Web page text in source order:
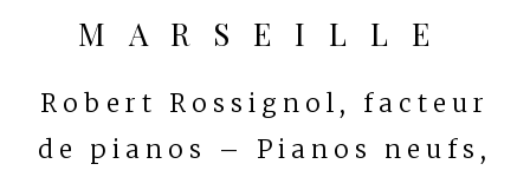
MARSEILLE
Robert Rossignol, facteur
de pianos – Pianos neufs,